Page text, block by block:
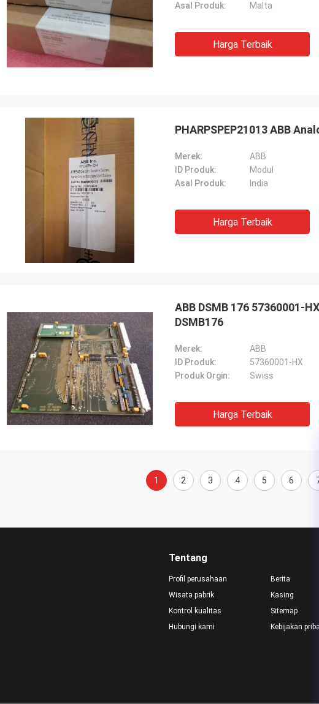
Asal Produk:
Malta
Harga Terbaik
PHARPSPEP21013 ABB
Merek:
ABB
ID Produk:
Modul
Asal Produk:
India
Harga Terbaik
ABB DSMB 176 57360001-
DSMB176
Merek:
ABB
ID Produk:
57360001-HX
Produk Orgin:
Swiss
Harga Terbaik
1 2 3 4 5 6
Tentang
Profil perusahaan
Wisata pabrik
Kontrol kualitas
Hubungi kami
Berita
Kasing
Sitemap
Kebijakan